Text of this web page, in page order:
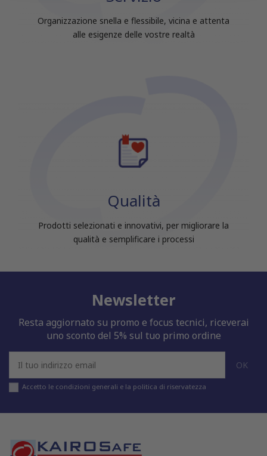
raccolto dal tuo utilizzo dei loro servizi.
Organizzazione snella e flessibile, vicina e attenta
alle esigenze delle vostre realtà
Qualità
Prodotti selezionati e innovativi, per migliorare la
qualità e semplificare i processi
Newsletter
Resta aggiornato su promo e focus tecnici, riceverai
uno sconto del 5% sul tuo primo ordine
Accetto le condizioni generali e la politica di riservatezza